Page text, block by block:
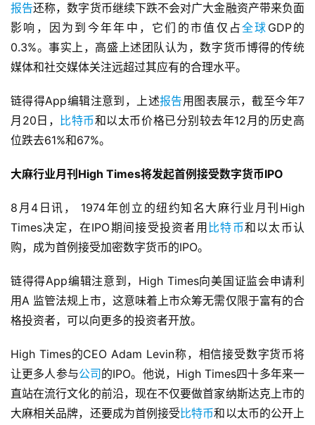
报告还称，数字货币继续下跌不会对广大金融资产带来负面
影响，因为到今年年中，它们的市值仅占全球 GDP的
0.3%。事实上，高盛上述团队认为，数字货币博得的传统
媒体和社交媒体关注远超过其应有的合理水平。
链得得App编辑注意到，上述报告用图表展示，截至今年7
月20日，
比特币和以太币价格已分别较去年12月的历史高
位跌去61%和67%。
大麻行业月刊High Times将发起首例接受数字货币IPO
8月4日讯， 1974年创立的纽约知名大麻行业月刊High
Times决定，在IPO期间接受投资者用 比特币和以太币认
购，成为首例接受加密数字货币的IPO。
链得得App编辑注意到，High Times向美国证监会申请利
用A 监管法规上市，这意味着上市众筹无需仅限于富有的合
格投资者，可以向更多的投资者开放。
High Times的CEO Adam Levin称，相信接受数字货币将
让更多人参与公司 的IPO。他说，High Times四十多年来一
直站在流行文化的前沿，现在不仅要做首家纳斯达克上市的
大麻相关品牌，还要成为首例接受 比特币和以太币的公开上